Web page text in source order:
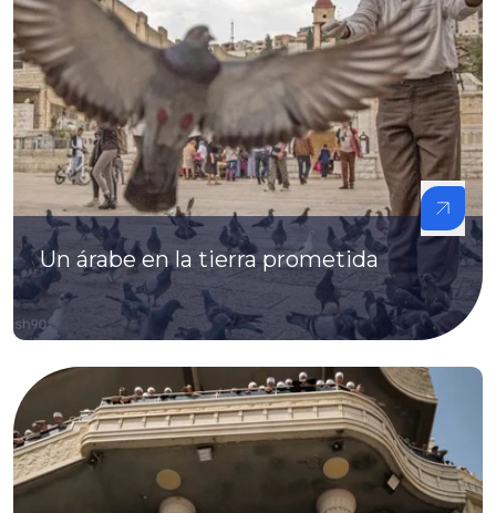
Un árabe en la tierra prometida